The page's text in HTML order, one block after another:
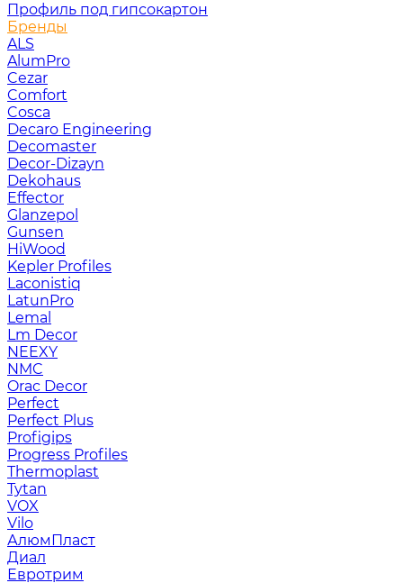
Профиль под гипсокартон
Бренды
ALS
AlumPro
Cezar
Comfort
Cosca
Decaro Engineering
Decomaster
Decor-Dizayn
Dekohaus
Effector
Glanzepol
Gunsen
HiWood
Kepler Profiles
Laconistiq
LatunPro
Lemal
Lm Decor
NEEXY
NMC
Orac Decor
Perfect
Perfect Plus
Profigips
Progress Profiles
Thermoplast
Tytan
VOX
Vilo
АлюмПласт
Диал
Евротрим